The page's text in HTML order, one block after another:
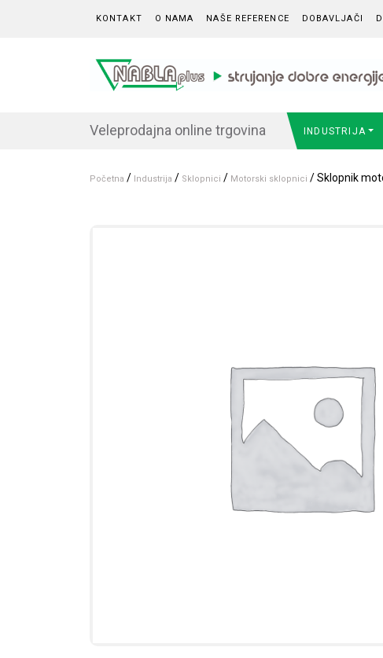
KONTAKT O NAMA NAŠE REFERENCE DOBAVLJAČI
Veleprodajna online trgovina INDUSTRIJA
Početna / Industrija / Sklopnici / Motorski sklopnici / Sklopnik